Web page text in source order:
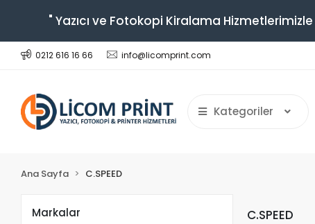
" Yazıcı ve Fotokopi Kiralama Hizmetlerimizle
0212 616 16 66 info@licomprint.com
Kategoriler
Ana Sayfa C.SPEED
Markalar C.SPEED